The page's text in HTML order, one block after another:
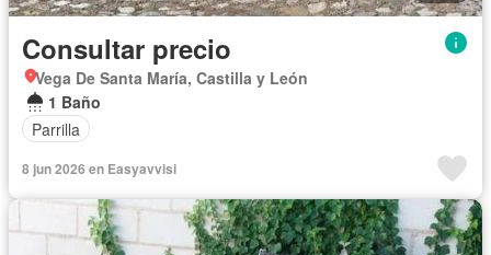
Consultar precio
Vega De Santa María, Castilla y León
1 Baño
Parrilla
8 jun 2026 en Easyavvisi